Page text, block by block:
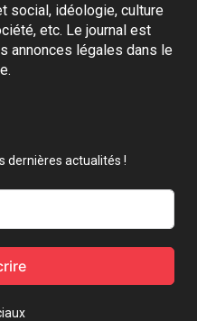
social, idéologie, culture
etc. Le journal est
annonces légales dans le
dernières actualités !